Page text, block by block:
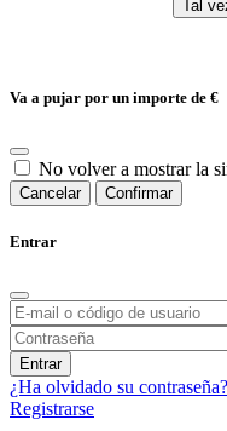
Va a pujar por un importe de €
No volver a mostrar la
Cancelar Confirmar
Entrar
Entrar
¿Ha olvidado su contraseña?
Registrarse